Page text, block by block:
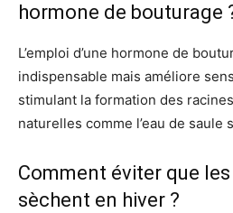
hormone de bouturage
L’emploi d’une hormone de
indispensable mais améliore
stimulant la formation des
naturelles comme l’eau de saule
Comment éviter que
sèchent en hiver ?